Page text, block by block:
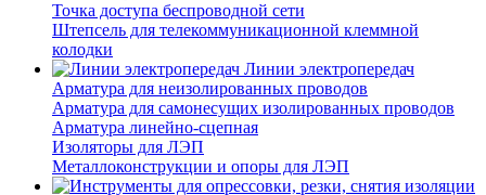
Точка доступа беспроводной сети
Штепсель для телекоммуникационной клеммной
колодки
Линии электропередач
Арматура для неизолированных проводов
Арматура для самонесущих изолированных проводов
Арматура линейно-сцепная
Изоляторы для ЛЭП
Металлоконструкции и опоры для ЛЭП